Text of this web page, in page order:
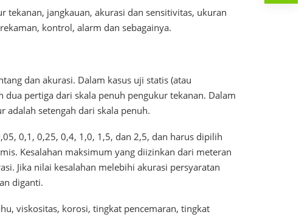
tekanan, jangkauan, akurasi dan sensitivitas, ukuran
kontrol, alarm dan sebagainya.
dan akurasi. Dalam kasus uji statis (atau
pertiga dari skala penuh pengukur tekanan. Dalam
adalah setengah dari skala penuh.
0,1, 0,25, 0,4, 1,0, 1,5, dan 2,5, dan harus dipilih
Kesalahan maksimum yang diizinkan dari meteran
Jika nilai kesalahan melebihi akurasi persyaratan
diganti.
viskositas, korosi, tingkat pencemaran, tingkat